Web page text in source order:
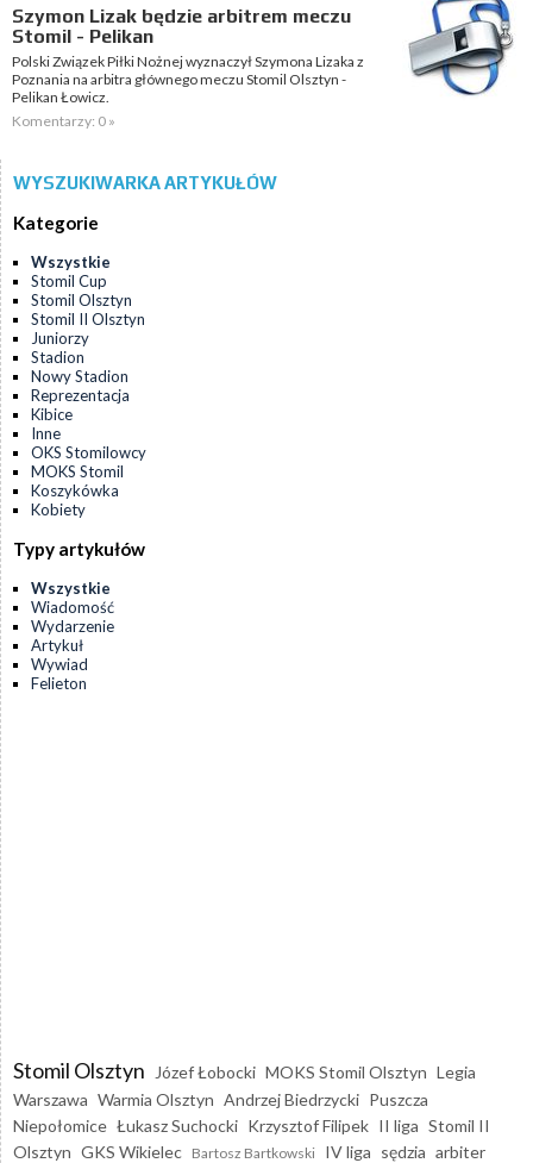
Szymon Lizak będzie arbitrem meczu
Stomil - Pelikan
Polski Związek Piłki Nożnej wyznaczył Szymona Lizaka z
Poznania na arbitra głównego meczu Stomil Olsztyn -
Pelikan Łowicz.
Komentarzy: 0 »
WYSZUKIWARKA ARTYKUŁÓW
Kategorie
Wszystkie
Stomil Cup
Stomil Olsztyn
Stomil II Olsztyn
Juniorzy
Stadion
Nowy Stadion
Reprezentacja
Kibice
Inne
OKS Stomilowcy
MOKS Stomil
Koszykówka
Kobiety
Typy artykułów
Wszystkie
Wiadomość
Wydarzenie
Artykuł
Wywiad
Felieton
Stomil Olsztyn Józef Łobocki MOKS Stomil Olsztyn Legia
Warszawa Warmia Olsztyn Andrzej Biedrzycki Puszcza
Niepołomice Łukasz Suchocki Krzysztof Filipek II liga Stomil II
Olsztyn GKS Wikielec Bartosz Bartkowski IV liga sędzia arbiter